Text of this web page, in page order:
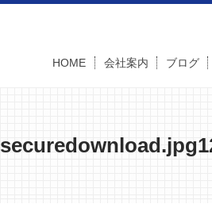
HOME 会社案内 ブログ